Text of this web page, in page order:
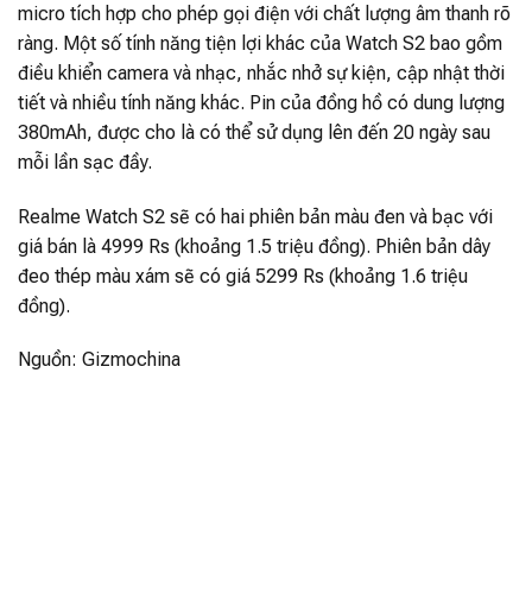
micro tích hợp cho phép gọi điện với chất lượng âm thanh rõ
ràng. Một số tính năng tiện lợi khác của Watch S2 bao gồm
điều khiển camera và nhạc, nhắc nhở sự kiện, cập nhật thời
tiết và nhiều tính năng khác. Pin của đồng hồ có dung lượng
380mAh, được cho là có thể sử dụng lên đến 20 ngày sau
mỗi lần sạc đầy.
Realme Watch S2 sẽ có hai phiên bản màu đen và bạc với
giá bán là 4999 Rs (khoảng 1.5 triệu đồng). Phiên bản dây
đeo thép màu xám sẽ có giá 5299 Rs (khoảng 1.6 triệu
đồng).
Nguồn: Gizmochina